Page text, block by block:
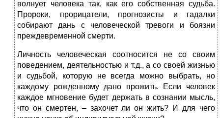
волнует человека так, как его собственная судьба.
Пророки, прорицатели, прогнозисты и гадалки
собирают дань с человеческой тревоги и боязни
преждевременной смерти.
Личность человеческая соотносится не со своим
поведением, деятельностью и т.д., а со своей жизнью
и судьбой, которую не всегда можно выбрать, но
каждому рожденному дано прожить. Если человек
каждое мгновение будет держать в сознании мысль,
что он смертен, – захочет ли он жить? И для чего